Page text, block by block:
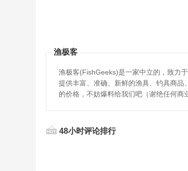
渔极客
渔极客(FishGeeks)是一家中立的，致力
提供丰富、准确、新鲜的渔具、钓具商
的价格，不妨爆料给我们吧（谢绝任何商
48小时评论排行